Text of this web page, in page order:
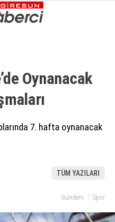
Oynanacak
7. hafta oynanacak
TÜM YAZILARI
Gündem Spor